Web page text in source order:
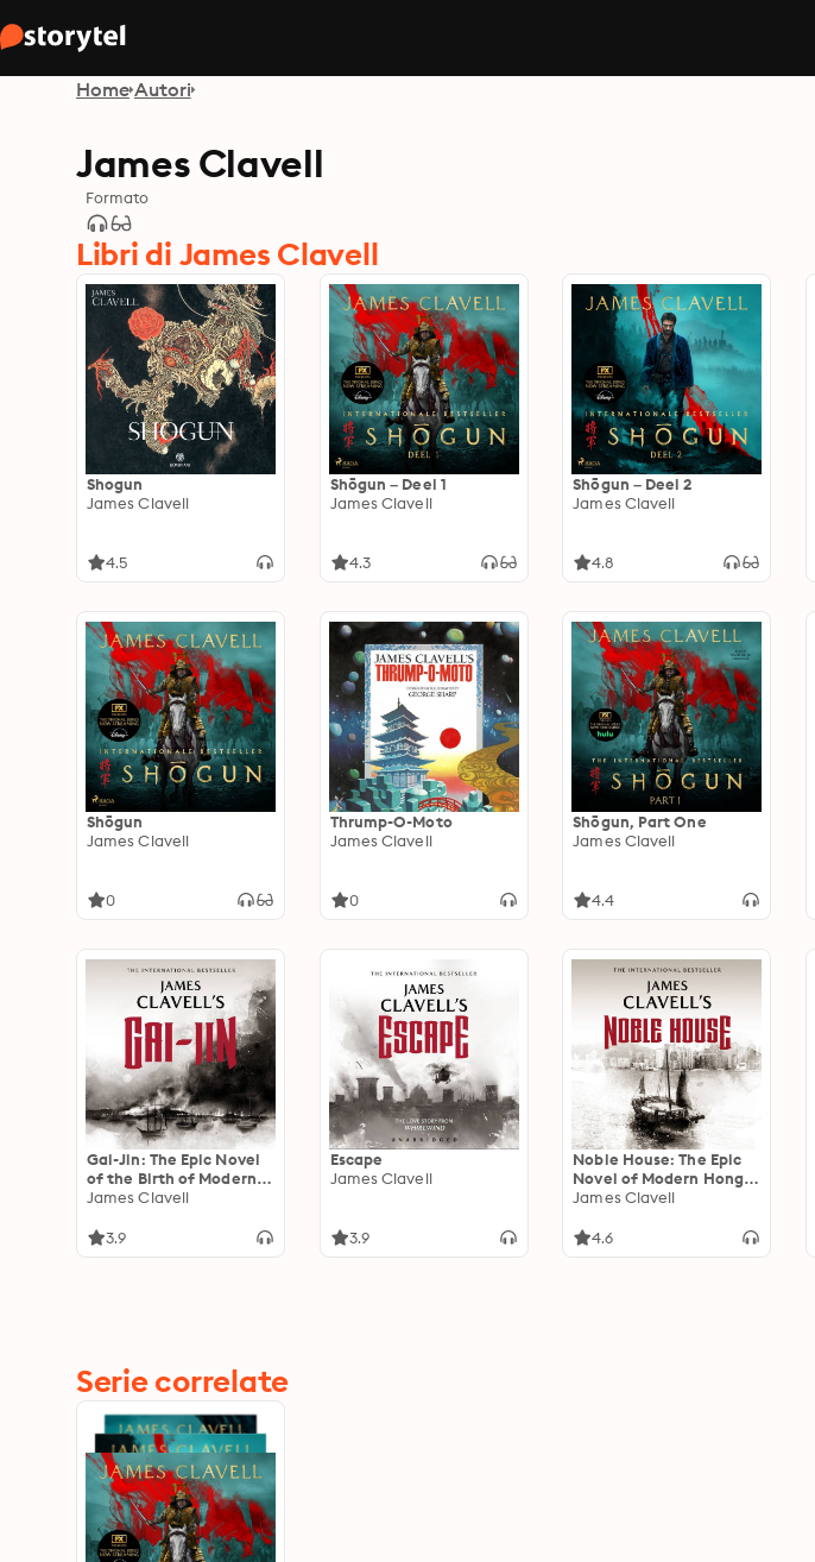
Home Autori
James Clavell
Formato
Libri di James Clavell
Shogun
James Clavell
4.5
Shōgun – Deel 1
James Clavell
4.3
Shōgun – Deel 2
James Clavell
4.8
Shōgun
James Clavell
0
Thrump-O-Moto
James Clavell
0
Shōgun, Part One
James Clavell
4.4
Gai-Jin: The Epic Novel
of the Birth of Modern
Japan
James Clavell
3.9
Escape
James Clavell
3.9
Noble House: The Epic
Novel of Modern Hong
Kong
James Clavell
4.6
Serie correlate